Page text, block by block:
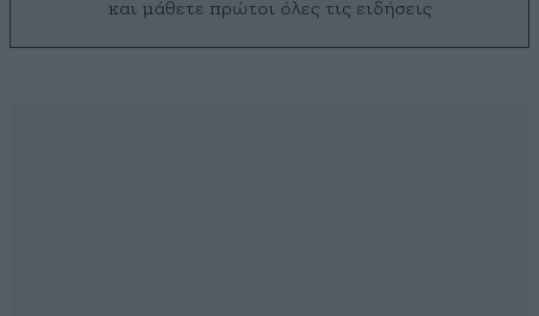
και μάθετε πρώτοι όλες τις ειδήσεις